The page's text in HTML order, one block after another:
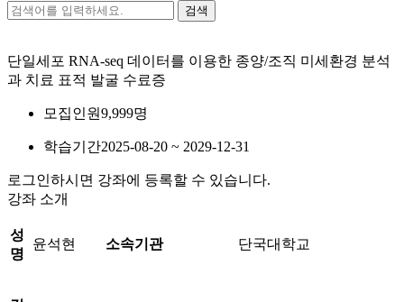
검색
단일세포 RNA-seq 데이터를 이용한 종양/조직 미세환경 분석
과 치료 표적 발굴 수료증
모집인원9,999명
학습기간2025-08-20 ~ 2029-12-31
로그인하시면 강좌에 등록할 수 있습니다.
강좌 소개
성
명
윤석현 소속기관 단국대학교